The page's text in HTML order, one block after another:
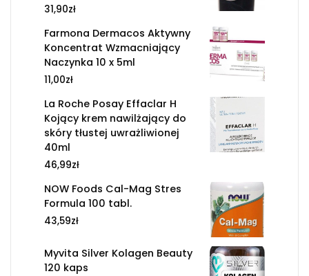
31,90zł
Farmona Dermacos Aktywny
Koncentrat Wzmacniający
Naczynka 10 x 5ml
11,00zł
La Roche Posay Effaclar H
Kojący krem nawilżający do
skóry tłustej uwrażliwionej
40ml
46,99zł
NOW Foods Cal-Mag Stres
Formula 100 tabl.
43,59zł
Myvita Silver Kolagen Beauty
120 kaps